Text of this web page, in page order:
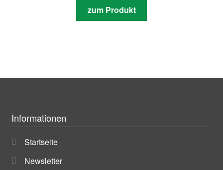
zum Produkt
Informationen
Startseite
Newsletter